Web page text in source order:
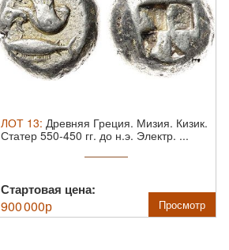
ЛОТ 13: Древняя Греция. Мизия. Кизик.
Статер 550-450 гг. до н.э. Электр. ...
Стартовая цена:
900 000р Просмотр